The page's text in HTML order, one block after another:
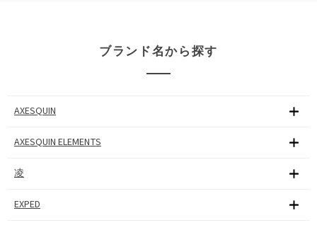
ブランド名から探す
AXESQUIN
AXESQUIN ELEMENTS
凌
EXPED